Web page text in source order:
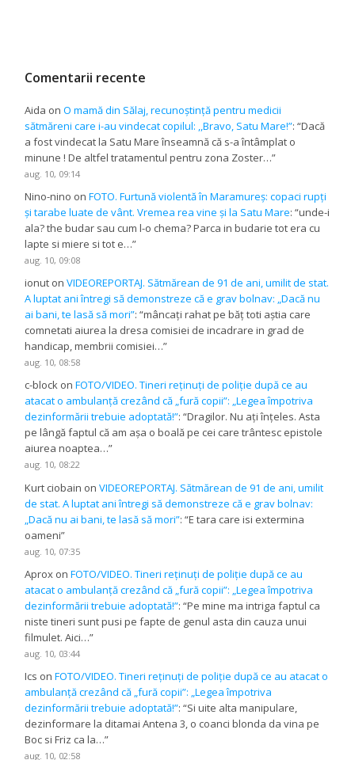
Comentarii recente
Aida onO mamă din Sălaj, recunoștință pentru medicii
sătmăreni care i-au vindecat copilul: ,,Bravo, Satu Mare!”: “Dacă
a fost vindecat la Satu Mare înseamnă că s-a întâmplat o
minune ! De altfel tratamentul pentru zona Zoster…”
aug. 10, 09:14
Nino-nino onFOTO. Furtună violentă în Maramureș: copaci rupți
și tarabe luate de vânt. Vremea rea vine și la Satu Mare: “unde-i
ala? the budar sau cum l-o chema? Parca in budarie tot era cu
lapte si miere si tot e…”
aug. 10, 09:08
ionut onVIDEOREPORTAJ. Sătmărean de 91 de ani, umilit de stat.
A luptat ani întregi să demonstreze că e grav bolnav: „Dacă nu
ai bani, te lasă să mori”: “mâncaţi rahat pe băţ toti aştia care
comnetati aiurea la dresa comisiei de incadrare in grad de
handicap, membrii comisiei…”
aug. 10, 08:58
c-block onFOTO/VIDEO. Tineri reținuți de poliție după ce au
atacat o ambulanță crezând că „fură copii”: „Legea împotriva
dezinformării trebuie adoptată!”: “Dragilor. Nu ați înțeles. Asta
pe lângă faptul că am așa o boală pe cei care trântesc epistole
aiurea noaptea…”
aug. 10, 08:22
Kurt ciobain onVIDEOREPORTAJ. Sătmărean de 91 de ani, umilit
de stat. A luptat ani întregi să demonstreze că e grav bolnav:
„Dacă nu ai bani, te lasă să mori”: “E tara care isi extermina
oameni”
aug. 10, 07:35
Aprox onFOTO/VIDEO. Tineri reținuți de poliție după ce au
atacat o ambulanță crezând că „fură copii”: „Legea împotriva
dezinformării trebuie adoptată!”: “Pe mine ma intriga faptul ca
niste tineri sunt pusi pe fapte de genul asta din cauza unui
filmulet. Aici…”
aug. 10, 03:44
Ics onFOTO/VIDEO. Tineri reținuți de poliție după ce au atacat o
ambulanță crezând că „fură copii”: „Legea împotriva
dezinformării trebuie adoptată!”: “Si uite alta manipulare,
dezinformare la ditamai Antena 3, o coanci blonda da vina pe
Boc si Friz ca la…”
aug. 10, 02:58